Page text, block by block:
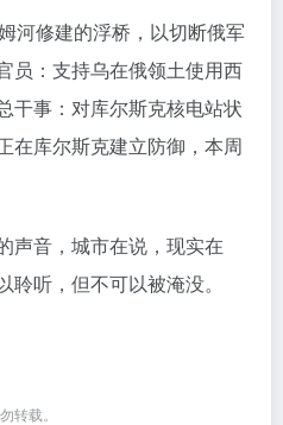
河修建的浮桥，以切断俄军
员：支持乌在俄领土使用西
干事：对库尔斯克核电站状
在库尔斯克建立防御，本周
声音，城市在说，现实在
听，但不可以被淹没。
转载。